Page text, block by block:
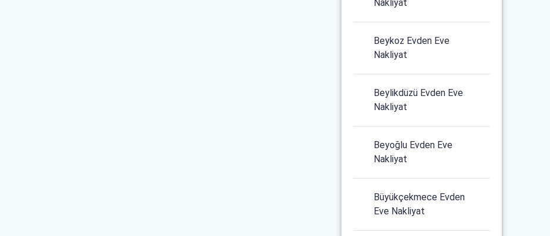
Nakliyat
Beykoz Evden Eve
Nakliyat
Beylikdüzü Evden Eve
Nakliyat
Beyoğlu Evden Eve
Nakliyat
Büyükçekmece Evden
Eve Nakliyat